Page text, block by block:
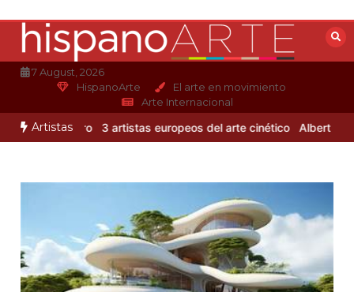
contenido
7 August, 2026
HispanoArte
El arte en movimiento
Arte Internacional
Artistas
Otero 3 artistas europeos del arte cinético Albert Gleizes: